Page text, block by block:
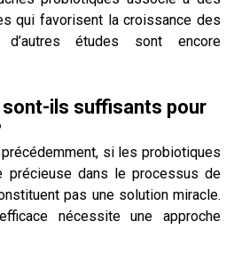
qui favorisent la croissance des
études sont encore
ils suffisants pour
précédemment, si les probiotiques
précieuse dans le processus de
pas une solution miracle.
nécessite une approche